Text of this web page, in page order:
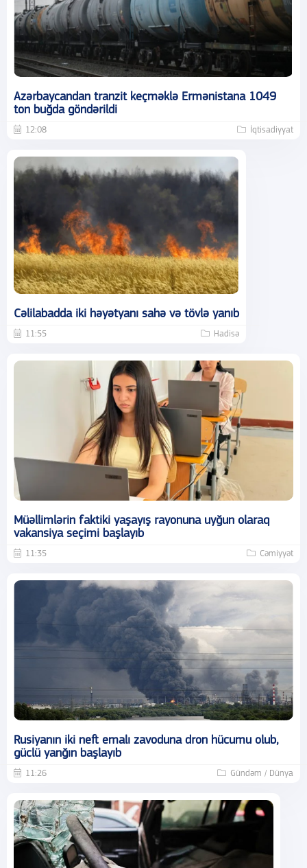
Azərbaycandan tranzit keçməklə Ermənistana 1049
ton buğda göndərildi
12:08 İqtisadiyyat
Cəlilabadda iki həyətyanı sahə və tövlə yanıb
11:55 Hadisə
Müəllimlərin faktiki yaşayış rayonuna uyğun olaraq
vakansiya seçimi başlayıb
11:35 Cəmiyyət
Rusiyanın iki neft emalı zavoduna dron hücumu olub,
güclü yanğın başlayıb
11:26 Gündəm / Dünya